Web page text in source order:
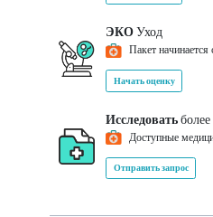
ЭКОУход
Пакет начинается
Начать оценку
Исследоватьболее
Доступные
Отправить запрос